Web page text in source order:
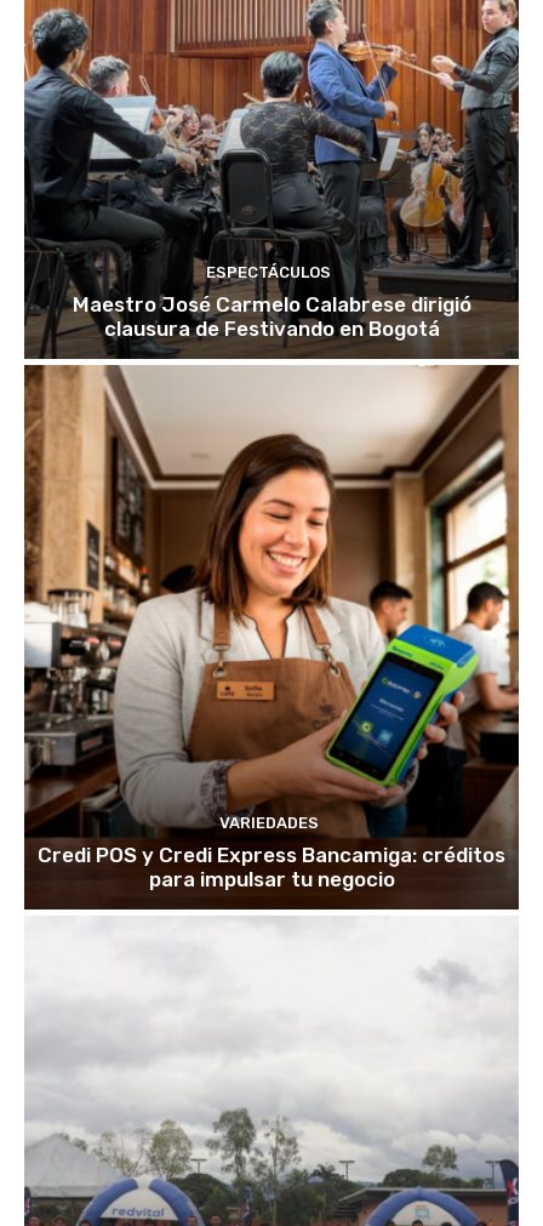
ESPECTÁCULOS
Maestro José Carmelo Calabrese dirigió
clausura de Festivando en Bogotá
VARIEDADES
Credi POS y Credi Express Bancamiga: créditos
para impulsar tu negocio